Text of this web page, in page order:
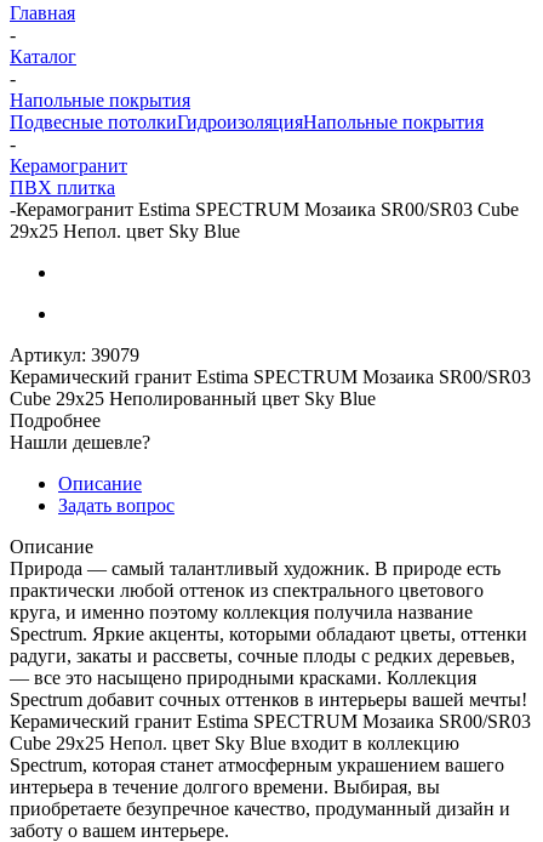
Главная
-
Каталог
-
Напольные покрытия
Подвесные потолкиГидроизоляцияНапольные покрытия
-
Керамогранит
ПВХ плитка
-Керамогранит Estima SPECTRUM Мозаика SR00/SR03 Cube
29x25 Непол. цвет Sky Blue
Артикул: 39079
Керамический гранит Estima SPECTRUM Мозаика SR00/SR03
Cube 29x25 Неполированный цвет Sky Blue
Подробнее
Нашли дешевле?
Описание
Задать вопрос
Описание
Природа — самый талантливый художник. В природе есть
практически любой оттенок из спектрального цветового
круга, и именно поэтому коллекция получила название
Spectrum. Яркие акценты, которыми обладают цветы, оттенки
радуги, закаты и рассветы, сочные плоды с редких деревьев,
— все это насыщено природными красками. Коллекция
Spectrum добавит сочных оттенков в интерьеры вашей мечты!
Керамический гранит Estima SPECTRUM Мозаика SR00/SR03
Cube 29x25 Непол. цвет Sky Blue входит в коллекцию
Spectrum, которая станет атмосферным украшением вашего
интерьера в течение долгого времени. Выбирая, вы
приобретаете безупречное качество, продуманный дизайн и
заботу о вашем интерьере.